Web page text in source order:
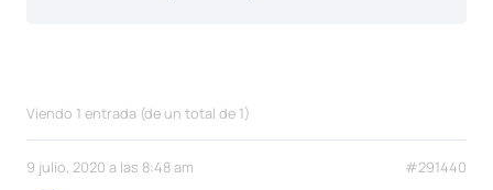
Viendo 1 entrada (de un total de 1)
9 julio, 2020 a las 8:48 am #291440